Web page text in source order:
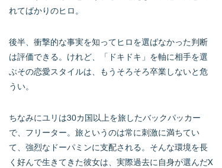
れてばかりのヒロ。
後半、衝撃的な事実を知ってヒロを選ばなかった判断
は評価できる。けれど、「ドキドキ」を軸に相手を選
ぶその恋愛スタイルは、もうそろそろ卒業しないと危
うい。
ちなみにユリは30カ国以上を旅したバックパッカー
で、フリーター。旅というのは常に刺激に満ちてい
て、強烈なドーパミンに支配される。そんな環境を長
く好んで生きてきた彼女は、実際過去に自身が選んだX